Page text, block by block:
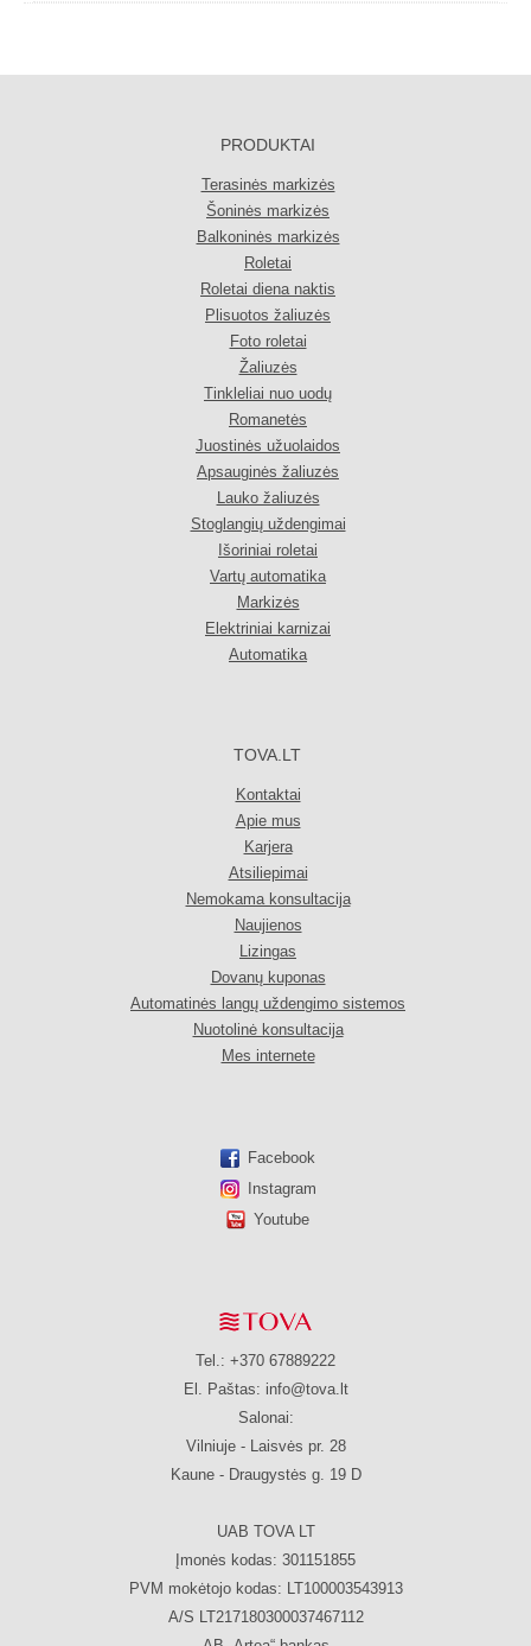
PRODUKTAI
Terasinės markizės
Šoninės markizės
Balkoninės markizės
Roletai
Roletai diena naktis
Plisuotos žaliuzės
Foto roletai
Žaliuzės
Tinkleliai nuo uodų
Romanetės
Juostinės užuolaidos
Apsauginės žaliuzės
Lauko žaliuzės
Stoglangių uždengimai
Išoriniai roletai
Vartų automatika
Markizės
Elektriniai karnizai
Automatika
TOVA.LT
Kontaktai
Apie mus
Karjera
Atsiliepimai
Nemokama konsultacija
Naujienos
Lizingas
Dovanų kuponas
Automatinės langų uždengimo sistemos
Nuotolinė konsultacija
Mes internete
Facebook
Instagram
Youtube
Tel.: +370 67889222
El. Paštas: info@tova.lt
Salonai:
Vilniuje - Laisvės pr. 28
Kaune - Draugystės g. 19 D
UAB TOVA LT
Įmonės kodas: 301151855
PVM mokėtojo kodas: LT100003543913
A/S LT217180300037467112